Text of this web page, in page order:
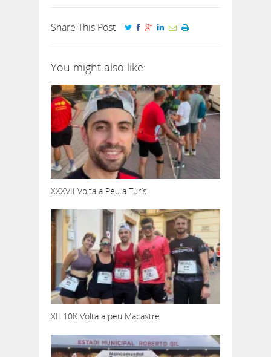
Share This Post
You might also like:
XXXVII Volta a Peu a Turís
XII 10K Volta a peu Macastre